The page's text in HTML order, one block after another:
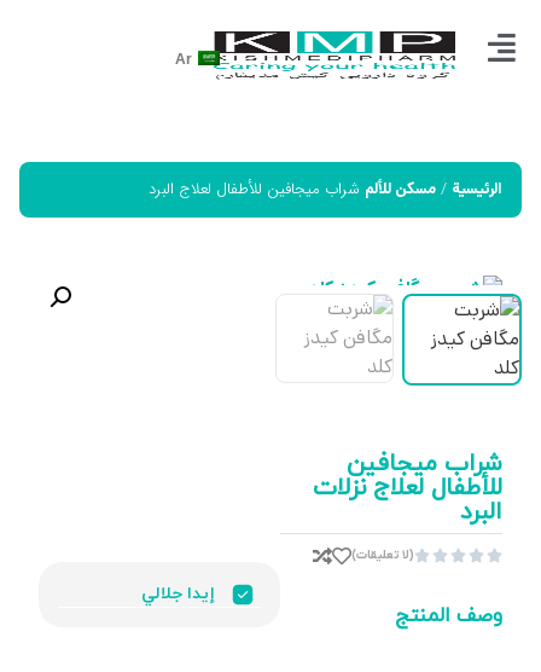
Ar
الرئيسية / مسكن للألم شراب ميجافين للأطفال لعلاج البرد
شراب ميجافين
للأطفال لعلاج نزلات
البرد




(لا تعليقات)
وصف المنتج
إيدا جلالي